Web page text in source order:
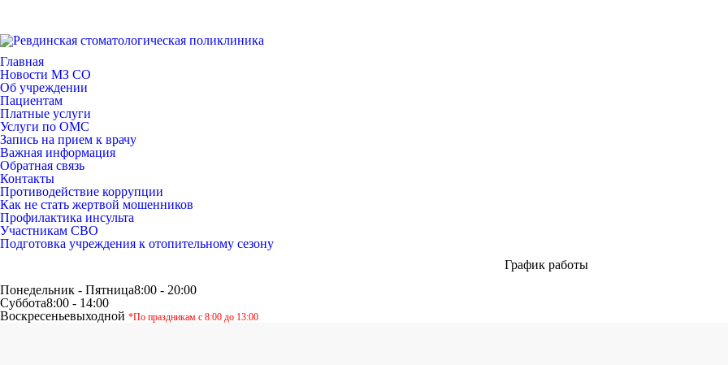
Главная
Новости МЗ СО
Об учреждении
Пациентам
Платные услуги
Услуги по ОМС
Запись на прием к врачу
Важная информация
Обратная связь
Контакты
Противодействие коррупции
Как не стать жертвой мошенников
Профилактика инсульта
Участникам СВО
Подготовка учреждения к отопительному сезону
График работы
Понедельник - Пятница8:00 - 20:00
Суббота8:00 - 14:00
Воскресеньевыходной *По праздникам с 8:00 до 13:00